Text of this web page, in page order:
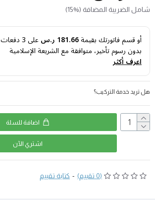
(0 تقييم) - كتابة تقييم
شامل الضريبة المضافة (%15)
أو قسم فاتورتك بقيمة181.66 ر.س على3دفعات
بدون رسوم تأخير، متوافقة مع الشريعة الإسلامية
اعرف أكثر
هل تريد خدمة التركيب؟
اضافة للسلة
اشتري اﻵن